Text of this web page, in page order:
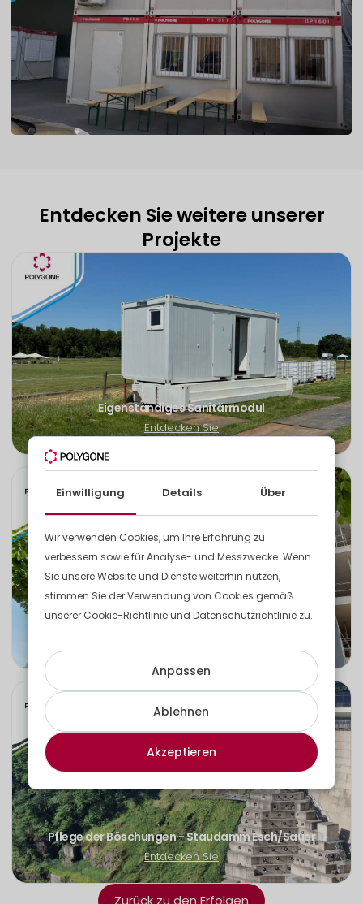
Entdecken Sie weitere unserer
Projekte
Eigenständiges Sanitärmodul
Entdecken Sie
Modulare Büros
Entdecken Sie
Pflege der Böschungen - Staudamm Esch/Sauer
Entdecken Sie
Zurück zu den Erfolgen
Einwilligung Details Über
Wir verwenden Cookies, um Ihre Erfahrung zu
verbessern sowie für Analyse- und Messzwecke. Wenn
Sie unsere Website und Dienste weiterhin nutzen,
stimmen Sie der Verwendung von Cookies gemäß
unserer Cookie-Richtlinie und Datenschutzrichtlinie zu.
Akzeptieren
Ablehnen
Anpassen